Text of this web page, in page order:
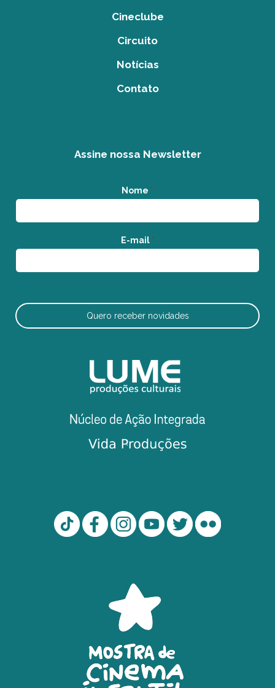
Cineclube
Circuito
Notícias
Contato
Assine nossa Newsletter
Nome *
E-mail *
Quero receber novidades